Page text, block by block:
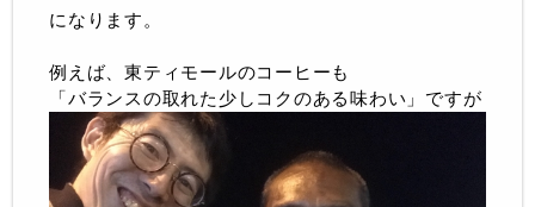
になります。
例えば、東ティモールのコーヒーも
「バランスの取れた少しコクのある味わい」ですが